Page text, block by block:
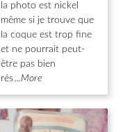
la photo est nickel
même si je trouve que
la coque est trop fine
et ne pourrait peut-
être pas bien
rés...More